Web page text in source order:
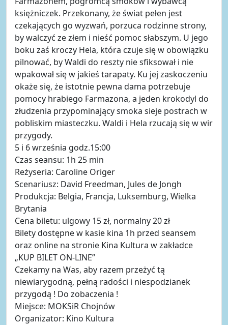
księżniczek. Przekonany, że świat pełen jest
czekających go wyzwań, porzuca rodzinne strony,
by walczyć ze złem i nieść pomoc słabszym. U jego
boku zaś kroczy Hela, która czuje się w obowiązku
pilnować, by Waldi do reszty nie sfiksował i nie
wpakował się w jakieś tarapaty. Ku jej zaskoczeniu
okaże się, że istotnie pewna dama potrzebuje
pomocy hrabiego Farmazona, a jeden krokodyl do
złudzenia przypominający smoka sieje postrach w
pobliskim miasteczku. Waldi i Hela rzucają się w wir
przygody.
5 i 6 września godz.15:00
Czas seansu: 1h 25 min
Reżyseria: Caroline Origer
Scenariusz: David Freedman, Jules de Jongh
Produkcja: Belgia, Francja, Luksemburg, Wielka
Brytania
Cena biletu: ulgowy 15 zł, normalny 20 zł
Bilety dostępne w kasie kina 1h przed seansem
oraz online na stronie Kina Kultura w zakładce
„KUP BILET ON-LINE”
Czekamy na Was, aby razem przeżyć tą
niewiarygodną, pełną radości i niespodzianek
przygodą ! Do zobaczenia !
Miejsce: MOKSiR Chojnów
Organizator: Kino Kultura